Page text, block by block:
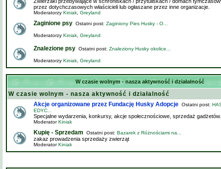
przez dotychczasowych właścicieli lub ogłaszane przez inne organizacje.
Moderatorzy Kiniak Greyland
Zaginione psy Ostatni post: Zaginiony Pies Husky - O...
Moderatorzy Kiniak Greyland
Znalezione psy Ostatni post: Znaleziony Husky okolice...
Moderatorzy Kiniak Greyland
W czasie wolnym - nasza aktywność i działalność
W czasie wolnym - nasza aktywność i działalność
Akcje organizowane przez Fundację Husky Adopcje Ostatni post:
EDYC...
Specjalne wydarzenia, konkursy, akcje społecznościowe, sprzedaż gadżetów.
ModeratorKiniak
Kupię - Sprzedam Ostatni post: Bazarek z Różnościami na...
zakaz prowadzenia sprzedaży zwierząt
ModeratorKiniak